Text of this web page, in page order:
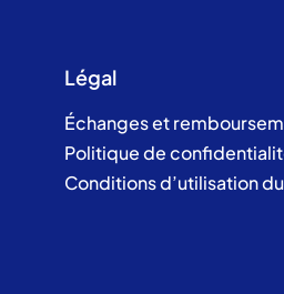
Légal
Échanges et
Politique de
Conditions d’utilisation